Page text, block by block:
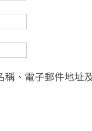
稱、電子郵件地址